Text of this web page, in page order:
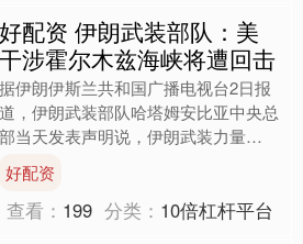
好配资 伊朗武装部队：美
干涉霍尔木兹海峡将遭回击
据伊朗伊斯兰共和国广播电视台2日报
道，伊朗武装部队哈塔姆安比亚中央总
部当天发表声明说，伊朗武装力量
将“坚决且迅速”回应美国在霍尔木兹海
峡的任何干涉行为。....
好配资
查看： 199 分类： 10倍杠杆平台